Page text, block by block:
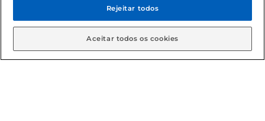
© 2026 Copyright. Todos os direitos
reservados Gbarbosa.
Rejeitar todos
Aceitar todos os cookies